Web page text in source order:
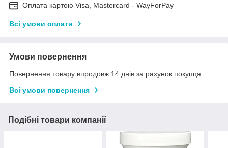
Оплата картою Visa, Mastercard - WayForPay
Всі умови оплати
Умови повернення
Повернення товару впродовж 14 днів за рахунок покупця
Всі умови повернення
Подібні товари компанії